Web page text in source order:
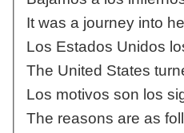
It was a journey into
Los Estados Unidos
The United States
Los motivos son los
The reasons are as